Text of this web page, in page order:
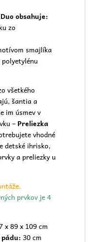
obsahuje:
zo
smajlíka
všetkého
šantia a
im úsmev v
– Preliezka
vhodné
detské ihrisko,
a preliezky u
prvkov je 4
x 89 x 109 cm
30 cm